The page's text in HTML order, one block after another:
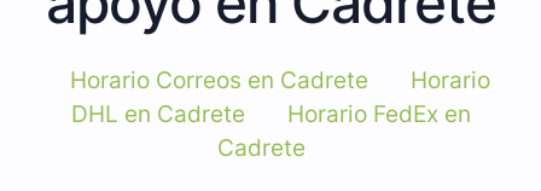
Horario Correos en Cadrete
Horario
DHL en Cadrete
Horario FedEx en
Cadrete